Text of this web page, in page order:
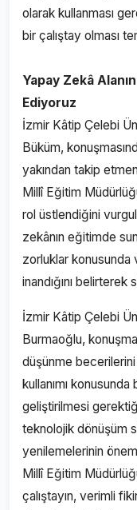
olarak kullanması
bir çalıştay olması
Yapay Zekâ
Ediyoruz
İzmir Kâtip Çelebi
Büküm,
yakından takip
Millî Eğitim
rol üstlendiğini
zekânın eğitimde
zorluklar konusunda
inandığını
İzmir Kâtip Çelebi
Burmaoğlu,
düşünme
kullanımı
geliştirilmesi
teknolojik dönüşüm
yenilemelerinin
Millî Eğitim
çalıştayın, verimli